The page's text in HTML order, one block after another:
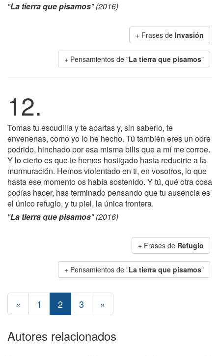
"La tierra que pisamos" (2016)
+ Frases de Invasión
+ Pensamientos de "La tierra que pisamos"
12.
Tomas tu escudilla y te apartas y, sin saberlo, te
envenenas, como yo lo he hecho. Tú también eres un odre
podrido, hinchado por esa misma bilis que a mí me corroe.
Y lo cierto es que te hemos hostigado hasta reducirte a la
murmuración. Hemos violentado en ti, en vosotros, lo que
hasta ese momento os había sostenido. Y tú, qué otra cosa
podías hacer, has terminado pensando que tu ausencia es
el único refugio, y tu piel, la única frontera.
"La tierra que pisamos" (2016)
+ Frases de Refugio
+ Pensamientos de "La tierra que pisamos"
« 1 2 3 »
Autores relacionados